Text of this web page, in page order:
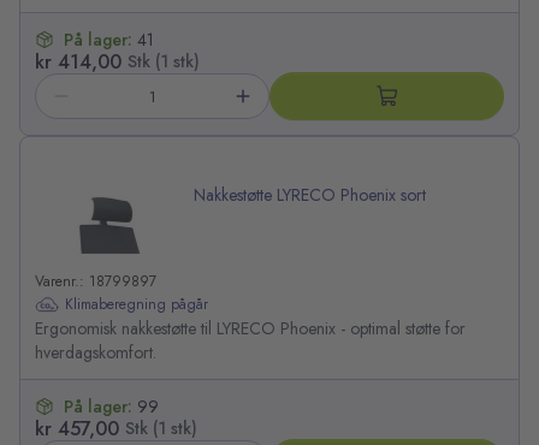
kr 414,00 Stk (1 stk)
På lager: 41
Nakkestøtte LYRECO Phoenix sort
Varenr.: 18799897
Klimaberegning pågår
Ergonomisk nakkestøtte til LYRECO Phoenix - optimal støtte for
hverdagskomfort.
kr 457,00 Stk (1 stk)
På lager: 99